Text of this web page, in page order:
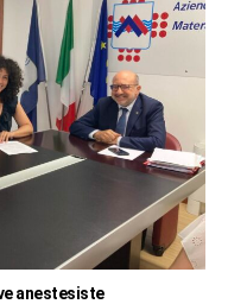
anestesiste